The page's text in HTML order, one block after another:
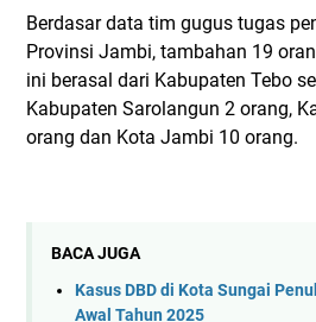
Berdasar data tim gugus tugas
Provinsi Jambi, tambahan 19
ini berasal dari Kabupaten Tebo
Kabupaten Sarolangun 2 orang,
orang dan Kota Jambi 10 orang.
BACA JUGA
Kasus DBD di Kota Sungai
Awal Tahun 2025